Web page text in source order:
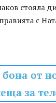
стояла
с
от
за